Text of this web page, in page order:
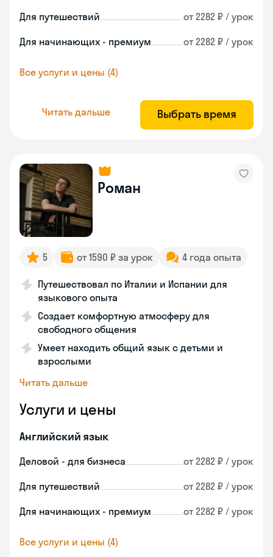
Для путешествий от 2282 ₽ / урок
Для начинающих - премиум от 2282 ₽ / урок
Все услуги и цены (4)
Читать дальше Выбрать время
Роман
5 от 1590 ₽ за урок 4 года опыта
Путешествовал по Италии и Испании для
языкового опыта
Создает комфортную атмосферу для
свободного общения
Умеет находить общий язык с детьми и
взрослыми
Читать дальше
Услуги и цены
Английский язык
Деловой - для бизнеса от 2282 ₽ / урок
Для путешествий от 2282 ₽ / урок
Для начинающих - премиум от 2282 ₽ / урок
Все услуги и цены (4)